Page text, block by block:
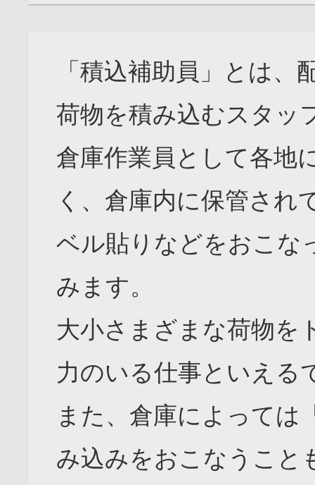
「積込補助員」とは
荷物を積み込むスタッ
倉庫作業員として各地
く、倉庫内に保管さ
ベル貼りなどをおこな
みます。
大小さまざまな荷物を
力のいる仕事といえる
また、倉庫によっては
み込みをおこなうこと